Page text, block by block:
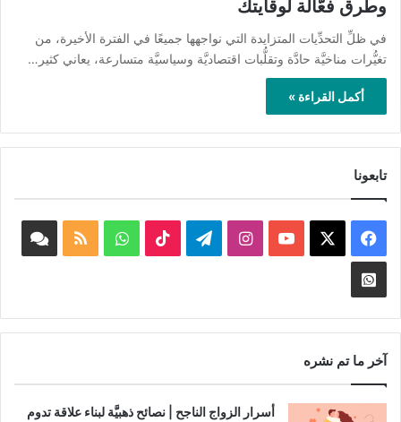
وطرق فعَّالة لوقايتك
في ظلِّ التحدِّيات المتزايدة التي نواجهها جميعًا في الفترة الأخيرة، من
تغيُّرات مناخيَّة حادَّة وتقلُّبات اقتصاديَّة وسياسيَّة متسارعة، يعاني كثير…
أكمل القراءة »
تابعونا
فيسبوك ‫YouTubeانستقرامتيلقرام ‫TikTokواتسابملخص
Whatsapp
Channel
آخر ما تم نشره
أسرار الزواج الناجح | نصائح ذهبيَّة لبناء علاقة تدوم